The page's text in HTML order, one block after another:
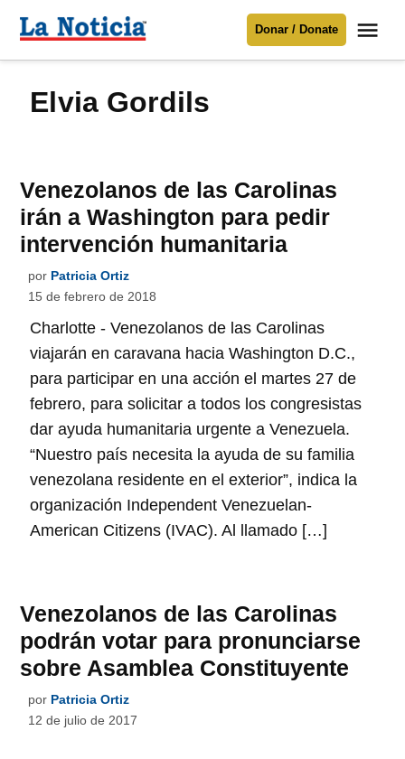
Para mantenerte informado necesitamos
contenido
Noticia
Donar / Donate
Elvia Gordils
Venezolanos de las Carolinas
irán a Washington para pedir
intervención humanitaria
por Patricia Ortiz
15 de febrero de 2018
Charlotte - Venezolanos de las Carolinas
viajarán en caravana hacia Washington D.C.,
para participar en una acción el martes 27 de
febrero, para solicitar a todos los congresistas
dar ayuda humanitaria urgente a Venezuela.
“Nuestro país necesita la ayuda de su familia
venezolana residente en el exterior”, indica la
organización Independent Venezuelan-
American Citizens (IVAC). Al llamado […]
Venezolanos de las Carolinas
podrán votar para pronunciarse
sobre Asamblea Constituyente
por Patricia Ortiz
12 de julio de 2017